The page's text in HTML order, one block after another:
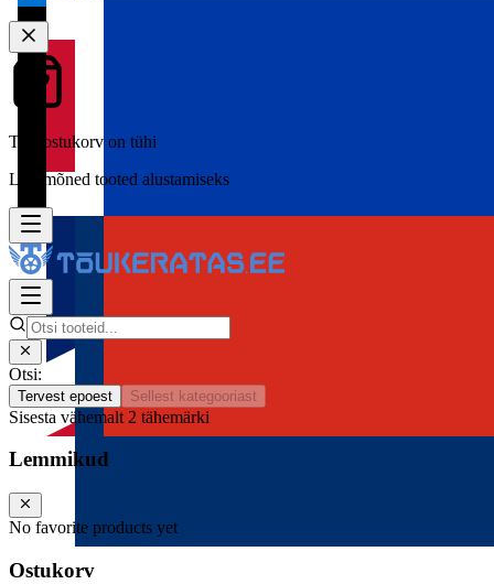
Teie ostukorv on tühi
Lisa mõned tooted alustamiseks
Otsi:
Tervest epoest Sellest kategooriast
Sisesta vähemalt 2 tähemärki
Lemmikud
No favorite products yet
Ostukorv